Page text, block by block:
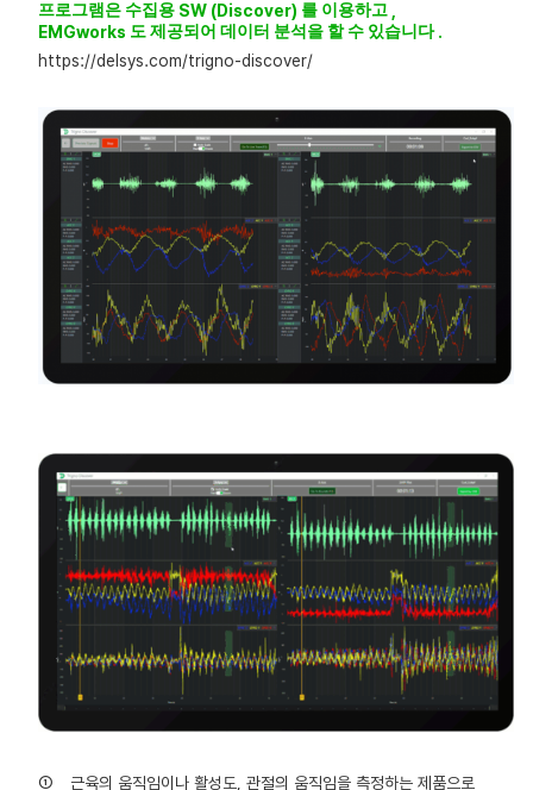
프로그램은 수집용 SW (Discover) 를 이용하고 ,
EMGworks 도 제공되어 데이터 분석을 할 수 있습니다 .
https://delsys.com/trigno-discover/
① 근육의 움직임이나 활성도,관절의 움직임을 측정하는 제품으로